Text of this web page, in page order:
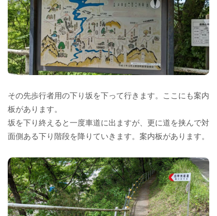
その先歩行者用の下り坂を下って行きます。ここにも案内
板があります。
坂を下り終えると一度車道に出ますが、更に道を挟んで対
面側ある下り階段を降りていきます。案内板があります。